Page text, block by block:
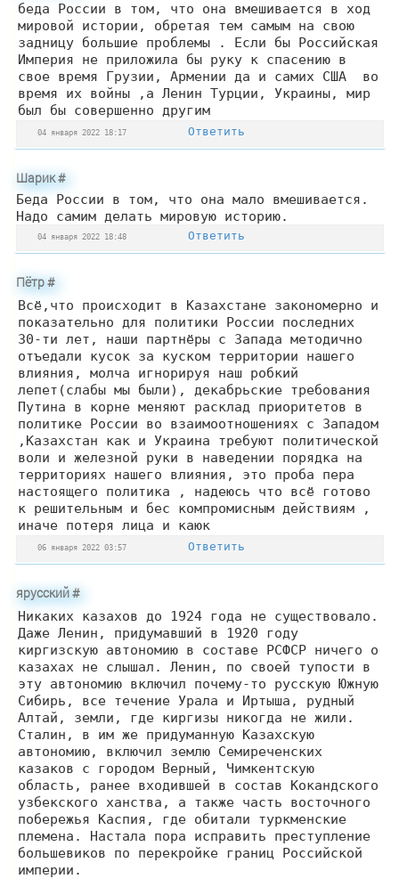
беда России в том, что она вмешивается в ход
мировой истории, обретая тем самым на свою
задницу большие проблемы . Если бы Российская
Империя не приложила бы руку к спасению в
свое время Грузии, Армении да и самих США во
время их войны ,а Ленин Турции, Украины, мир
был бы совершенно другим
04 января 2022 18:17 Ответить
Шарик#
Беда России в том, что она мало вмешивается.
Надо самим делать мировую историю.
04 января 2022 18:48 Ответить
Пётр#
Всё,что происходит в Казахстане закономерно и
показательно для политики России последних
30-ти лет, наши партнёры с Запада методично
отъедали кусок за куском территории нашего
влияния, молча игнорируя наш робкий
лепет(слабы мы были), декабрьские требования
Путина в корне меняют расклад приоритетов в
политике России во взаимоотношениях с Западом
,Казахстан как и Украина требуют политической
воли и железной руки в наведении порядка на
территориях нашего влияния, это проба пера
настоящего политика , надеюсь что всё готово
к решительным и бес компромисным действиям ,
иначе потеря лица и каюк
06 января 2022 03:57 Ответить
ярусский#
Никаких казахов до 1924 года не существовало.
Даже Ленин, придумавший в 1920 году
киргизскую автономию в составе РСФСР ничего о
казахах не слышал. Ленин, по своей тупости в
эту автономию включил почему-то русскую Южную
Сибирь, все течение Урала и Иртыша, рудный
Алтай, земли, где киргизы никогда не жили.
Сталин, в им же придуманную Казахскую
автономию, включил землю Семиреченских
казаков с городом Верный, Чимкентскую
область, ранее входившей в состав Кокандского
узбекского ханства, а также часть восточного
побережья Каспия, где обитали туркменские
племена. Настала пора исправить преступление
большевиков по перекройке границ Российской
империи.